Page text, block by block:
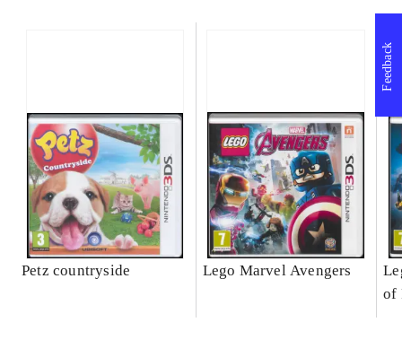
Petz countryside Lego Marvel Avengers
of
Feedback